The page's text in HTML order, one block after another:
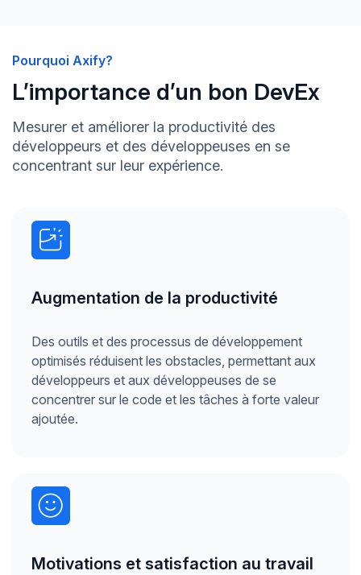
Pourquoi Axify?
L’importance d’un bon DevEx
Mesurer et améliorer la productivité des
développeurs et des développeuses en se
concentrant sur leur expérience.
Augmentation de la productivité
Des outils et des processus de développement
optimisés réduisent les obstacles, permettant aux
développeurs et aux développeuses de se
concentrer sur le code et les tâches à forte valeur
ajoutée.
Motivations et satisfaction au travail